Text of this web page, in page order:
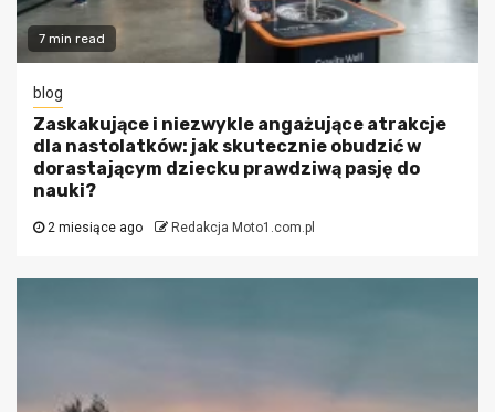
7 min read
blog
Zaskakujące i niezwykle angażujące atrakcje
dla nastolatków: jak skutecznie obudzić w
dorastającym dziecku prawdziwą pasję do
nauki?
2 miesiące ago Redakcja Moto1.com.pl